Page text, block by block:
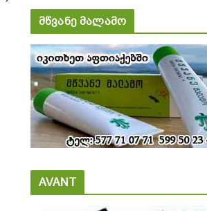
მწვანე მალამო
AVANT